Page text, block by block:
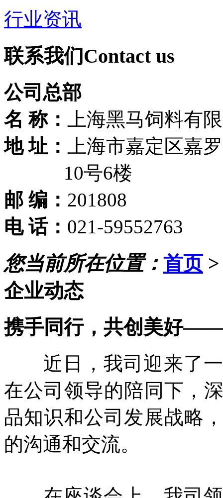
行业资讯
联系我们 Contact us
公司总部
名 称：
上海黑马饲料有
地 址：
上海市嘉定区嘉
10号6楼
邮 编： 201808
电 话： 021-59552763
您当前所在位置： 首页
企业动态
携手同行，共创美好——
近日，我司迎来了一
在公司领导的陪同下，
品知识和公司发展战略
的沟通和交流。